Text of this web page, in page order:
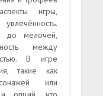
игры,
до мелочей,
между
В игре
такие как
или